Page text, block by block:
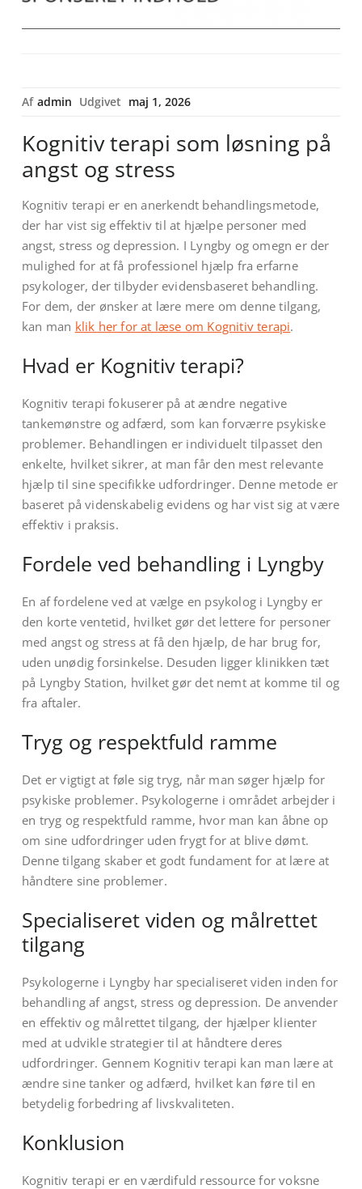
Af admin Udgivet maj 1, 2026
Kognitiv terapi som løsning på
angst og stress
Kognitiv terapi er en anerkendt behandlingsmetode,
der har vist sig effektiv til at hjælpe personer med
angst, stress og depression. I Lyngby og omegn er der
mulighed for at få professionel hjælp fra erfarne
psykologer, der tilbyder evidensbaseret behandling.
For dem, der ønsker at lære mere om denne tilgang,
kan man klik her for at læse om Kognitiv terapi.
Hvad er Kognitiv terapi?
Kognitiv terapi fokuserer på at ændre negative
tankemønstre og adfærd, som kan forværre psykiske
problemer. Behandlingen er individuelt tilpasset den
enkelte, hvilket sikrer, at man får den mest relevante
hjælp til sine specifikke udfordringer. Denne metode er
baseret på videnskabelig evidens og har vist sig at være
effektiv i praksis.
Fordele ved behandling i Lyngby
En af fordelene ved at vælge en psykolog i Lyngby er
den korte ventetid, hvilket gør det lettere for personer
med angst og stress at få den hjælp, de har brug for,
uden unødig forsinkelse. Desuden ligger klinikken tæt
på Lyngby Station, hvilket gør det nemt at komme til og
fra aftaler.
Tryg og respektfuld ramme
Det er vigtigt at føle sig tryg, når man søger hjælp for
psykiske problemer. Psykologerne i området arbejder i
en tryg og respektfuld ramme, hvor man kan åbne op
om sine udfordringer uden frygt for at blive dømt.
Denne tilgang skaber et godt fundament for at lære at
håndtere sine problemer.
Specialiseret viden og målrettet
tilgang
Psykologerne i Lyngby har specialiseret viden inden for
behandling af angst, stress og depression. De anvender
en effektiv og målrettet tilgang, der hjælper klienter
med at udvikle strategier til at håndtere deres
udfordringer. Gennem Kognitiv terapi kan man lære at
ændre sine tanker og adfærd, hvilket kan føre til en
betydelig forbedring af livskvaliteten.
Konklusion
Kognitiv terapi er en værdifuld ressource for voksne